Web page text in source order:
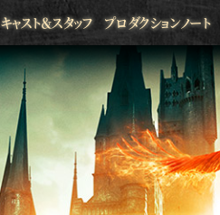
キャスト＆スタッフ プロダクションノート